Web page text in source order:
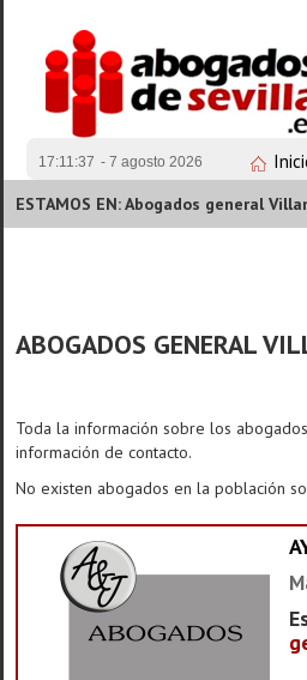
17:11:38 - 7 agosto 2026
ESTAMOS EN: Abogados general
ABOGADOS GENERAL
Toda la información sobre los
información de contacto.
No existen abogados en la población